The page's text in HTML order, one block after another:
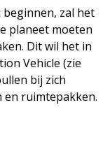
zal het
planeet moeten
Dit wil het in
Vehicle (zie
bij zich
en ruimtepakken.